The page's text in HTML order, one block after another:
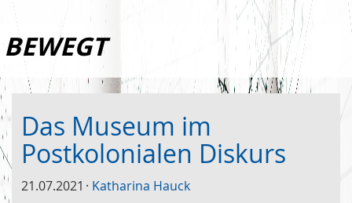
BEWEGT
Das Museum im
Postkolonialen Diskurs
21.07.2021
Katharina Hauck